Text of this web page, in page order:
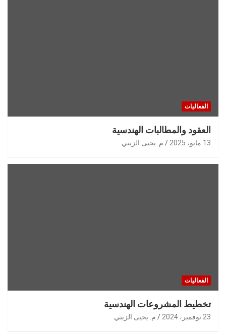
الفعاليات
العقود والمطالبات الهندسية
13 مايو، 2025 م. يحيى الزيني
الفعاليات
تخطيط المشروعات الهندسية
23 نوفمبر، 2024 م. يحيى الزيني